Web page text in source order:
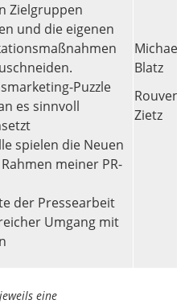
Zielgruppen
und die eigenen
Puzzle
es sinnvoll
spielen die Neuen
meiner PR-
der Pressearbeit
Umgang mit
Michael
Blatz
Rouven
Zietz
eine